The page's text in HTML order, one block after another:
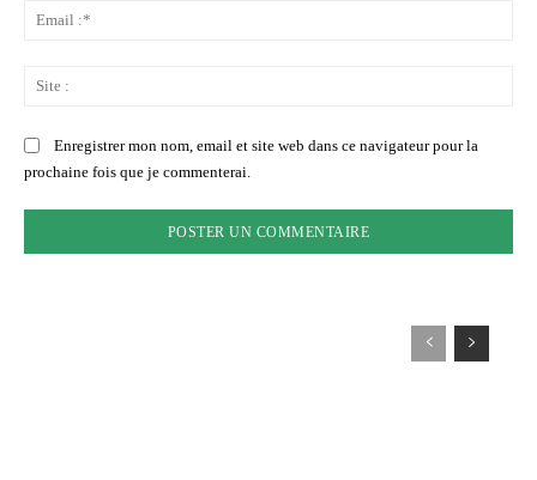
Enregistrer mon nom, email et site web dans ce navigateur pour la
prochaine fois que je commenterai.